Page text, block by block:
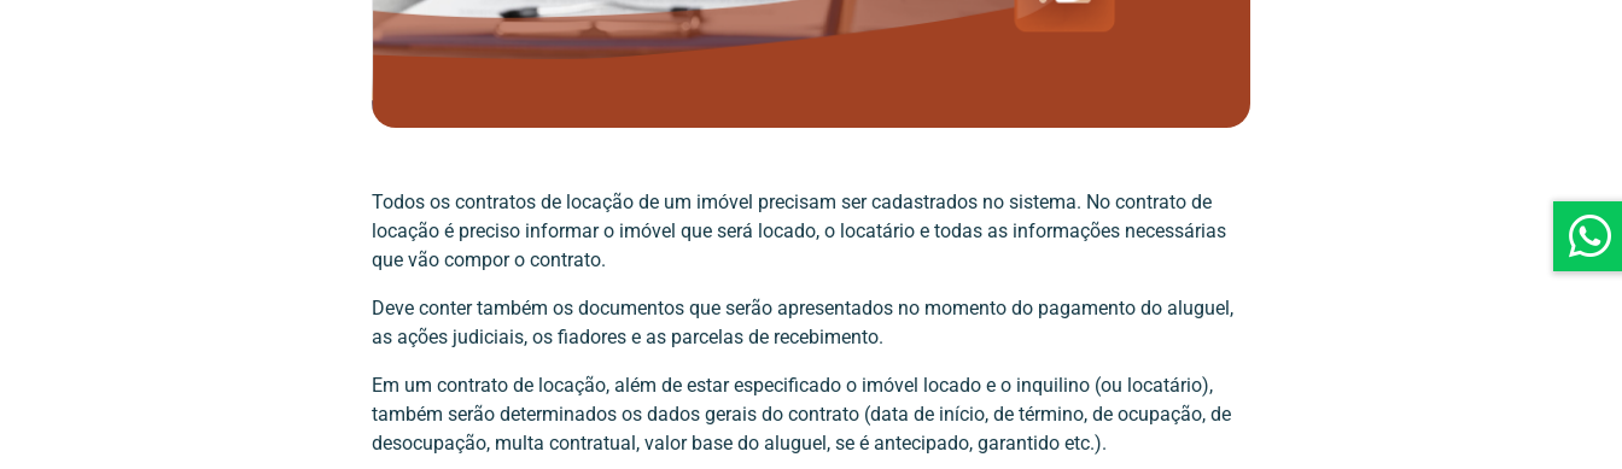
Todos os contratos de locação de um imóvel precisam ser cadastrados no sistema. No contrato de
locação é preciso informar o imóvel que será locado, o locatário e todas as informações necessárias
que vão compor o contrato.
Deve conter também os documentos que serão apresentados no momento do pagamento do aluguel,
as ações judiciais, os fiadores e as parcelas de recebimento.
Em um contrato de locação, além de estar especificado o imóvel locado e o inquilino (ou locatário),
também serão determinados os dados gerais do contrato (data de início, de término, de ocupação, de
desocupação, multa contratual, valor base do aluguel, se é antecipado, garantido etc.).